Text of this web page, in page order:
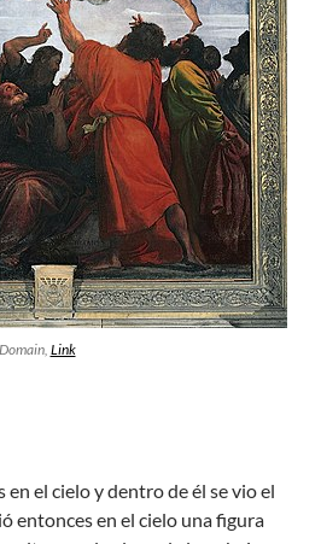
Link
el cielo y dentro de él se vio el
entonces en el cielo una figura